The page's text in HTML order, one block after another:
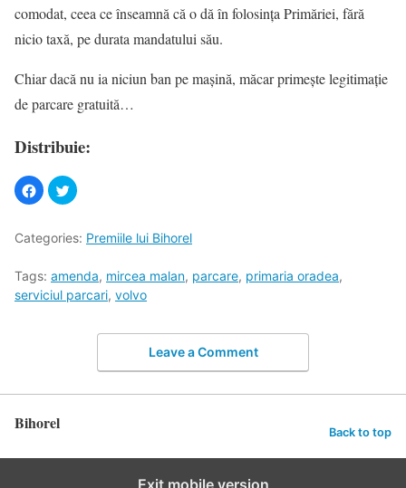
comodat, ceea ce înseamnă că o dă în folosinţa Primăriei, fără
nicio taxă, pe durata mandatului său.
Chiar dacă nu ia niciun ban pe maşină, măcar primeşte legitimaţie
de parcare gratuită…
Distribuie:
Categories: Premiile lui Bihorel
Tags: amenda, mircea malan, parcare, primaria oradea,
serviciul parcari, volvo
Leave a Comment
Bihorel Back to top
Exit mobile version